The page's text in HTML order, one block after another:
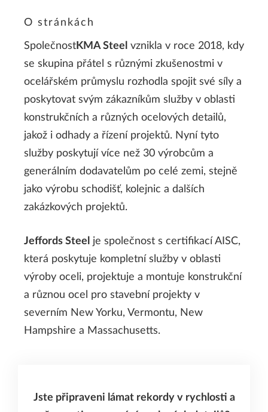
O stránkách
SpolečnostKMA Steel vznikla v roce 2018, kdy
se skupina přátel s různými zkušenostmi v
ocelářském průmyslu rozhodla spojit své síly a
poskytovat svým zákazníkům služby v oblasti
konstrukčních a různých ocelových detailů,
jakož i odhady a řízení projektů. Nyní tyto
služby poskytují více než 30 výrobcům a
generálním dodavatelům po celé zemi, stejně
jako výrobu schodišť, kolejnic a dalších
zakázkových projektů.
Jeffords Steel
je společnost s certifikací AISC,
která poskytuje kompletní služby v oblasti
výroby oceli, projektuje a montuje konstrukční
a různou ocel pro stavební projekty v
severním New Yorku, Vermontu, New
Hampshire a Massachusetts.
Jste připraveni lámat rekordy v rychlosti a